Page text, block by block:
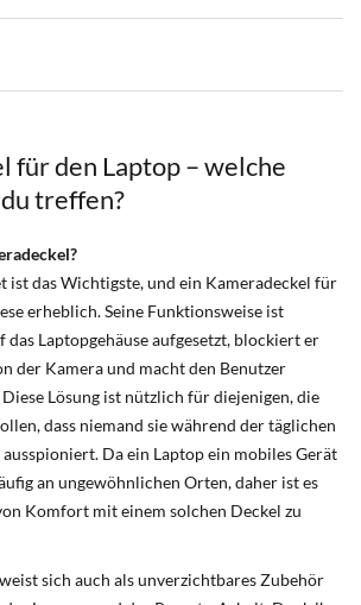
für den Laptop – welche
treffen?
ist das Wichtigste, und ein Kameradeckel für
erheblich. Seine Funktionsweise ist
das Laptopgehäuse aufgesetzt, blockiert er
der Kamera und macht den Benutzer
Lösung ist nützlich für diejenigen, die
dass niemand sie während der täglichen
Da ein Laptop ein mobiles Gerät
an ungewöhnlichen Orten, daher ist es
Komfort mit einem solchen Deckel zu
sich auch als unverzichtbaresZubehör